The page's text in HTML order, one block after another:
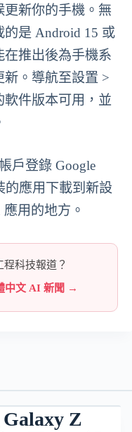
新你的手機。無
是 Android 15 或
在推出後為手機系
。導航至設置 >
件版本可用，並
戶登錄 Google
的應用下載到新設
用的地方。
科技報道？
中文 AI 新聞 →
Galaxy Z